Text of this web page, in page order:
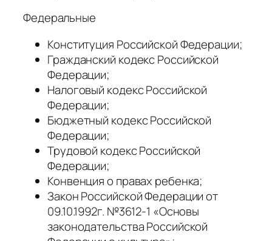
Федеральные
Конституция Российской Федерации;
Гражданский кодекс Российской
Федерации;
Налоговый кодекс Российской
Федерации;
Бюджетный кодекс Российской
Федерации;
Трудовой кодекс Российской
Федерации;
Конвенция о правах ребенка;
Закон Российской Федерации от
09.10.1992г. №3612-1 «Основы
законодательства Российской